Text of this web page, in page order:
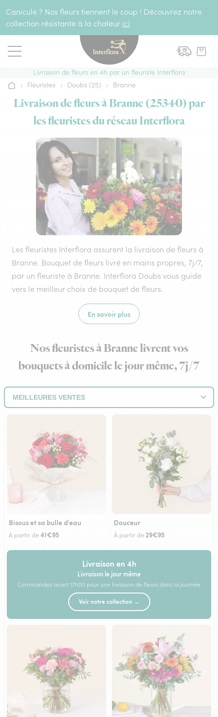
Canicule ? Nos fleurs tiennent le coup ! Découvrez notre
collection résistante à la chaleur ici
Livraison de fleurs en 4h par un fleuriste Interflora
Accueil
› Fleuristes › Doubs (25) › Branne
Livraison de fleurs à Branne (25340) par
les fleuristes du réseau Interflora
Les fleuristes Interflora assurent la livraison de fleurs à
Branne. Bouquet de fleurs livré en mains propres, 7j/7,
par un fleuriste à Branne. Interflora Doubs vous guide
vers le meilleur choix de bouquet de fleurs.
En savoir plus
Nos fleuristes à Branne livrent vos
bouquets à domicile le jour même, 7j/7
Bisous et sa bulle d'eau
À partir de41€95
Douceur
À partir de 29€95
Livraison en 4h
Livraison le jour même
Commandez avant 17h00 pour une livraison de fleurs dans la journée
Voir notre collection →